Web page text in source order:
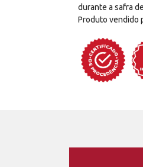
durante a safra
Produto vendido